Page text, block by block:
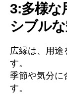
3:多様な
シブル
広縁は、用
す。
季節や気分に
す。